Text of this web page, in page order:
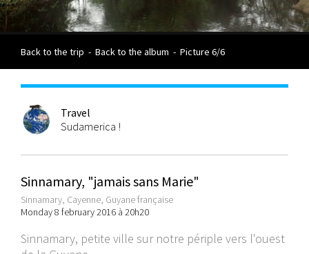
Back to the trip - Back to the album - Picture 6/6
Travel
Sudamerica !
Sinnamary, "jamais sans Marie"
Sinnamary, Cayenne, Guyane française
Monday 8 february 2016 à 20h20
Sinnamary, petite ville sur notre périple vers l'ouest